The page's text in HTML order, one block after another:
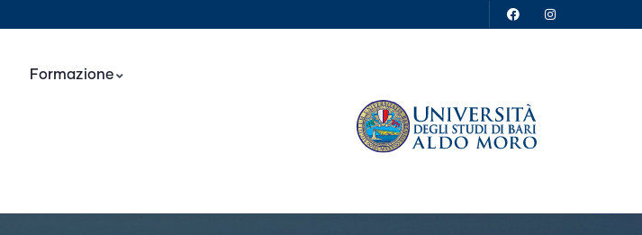
Formazione